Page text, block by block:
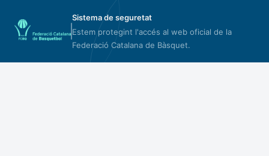
Sistema de seguretat
Estem protegint l'accés al web oficial de la
Federació Catalana de Bàsquet.